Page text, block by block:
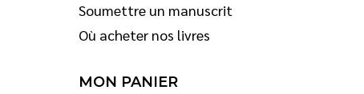
Soumettre un manuscrit
Où acheter nos livres
MON PANIER